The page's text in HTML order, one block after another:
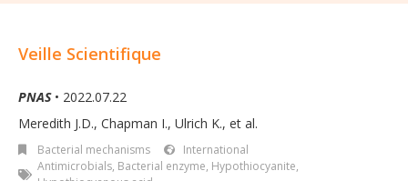
Veille Scientifique
PNAS• 2022.07.22
Meredith J.D., Chapman I., Ulrich K., et al.
Bacterial mechanisms
International
Antimicrobials, Bacterial enzyme, Hypothiocyanite,